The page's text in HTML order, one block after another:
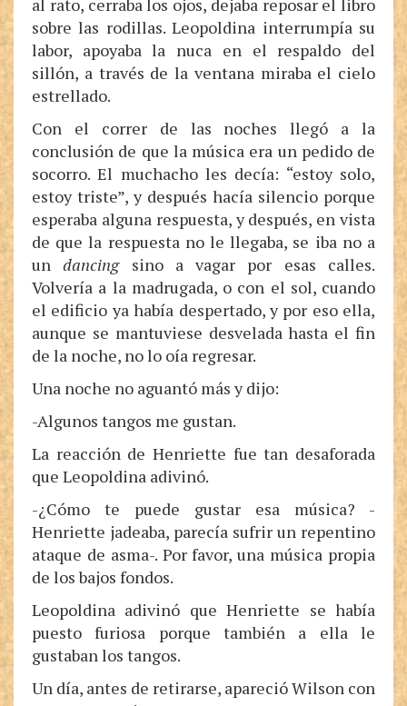
al rato, cerraba los ojos, dejaba reposar el libro
sobre las rodillas. Leopoldina interrumpía su
labor, apoyaba la nuca en el respaldo del
sillón, a través de la ventana miraba el cielo
estrellado.
Con el correr de las noches llegó a la
conclusión de que la música era un pedido de
socorro. El muchacho les decía: “estoy solo,
estoy triste”, y después hacía silencio porque
esperaba alguna respuesta, y después, en vista
de que la respuesta no le llegaba, se iba no a
undancingsino a vagar por esas calles.
Volvería a la madrugada, o con el sol, cuando
el edificio ya había despertado, y por eso ella,
aunque se mantuviese desvelada hasta el fin
de la noche, no lo oía regresar.
Una noche no aguantó más y dijo:
-Algunos tangos me gustan.
La reacción de Henriette fue tan desaforada
que Leopoldina adivinó.
-¿Cómo te puede gustar esa música? -
Henriette jadeaba, parecía sufrir un repentino
ataque de asma-. Por favor, una música propia
de los bajos fondos.
Leopoldina adivinó que Henriette se había
puesto furiosa porque también a ella le
gustaban los tangos.
Un día, antes de retirarse, apareció Wilson con